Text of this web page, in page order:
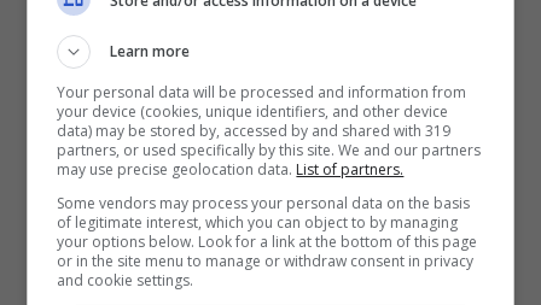
Dalla
contro le trivelle
PD:
“Il Referendum popolare sulle trivelle del 17
Aprile è alle porte. I cittadini e le cittadine
italiane potranno scegliere, votando Sì, di
eliminare la norma introdotta di recente
Learn more
Your personal data will be processed and information from
your device (cookies, unique identifiers, and other device
data) may be stored by, accessed by and shared with 319
partners, or used specifically by this site. We and our partners
may use precise geolocation data. List of partners.
Some vendors may process your personal data on the basis
of legitimate interest, which you can object to by managing
your options below. Look for a link at the bottom of this page
or in the site menu to manage or withdraw consent in privacy
and cookie settings.